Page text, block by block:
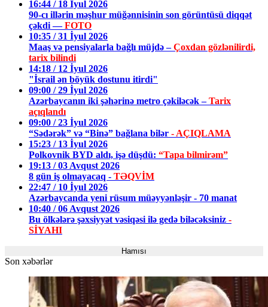
16:44 / 18 İyul 2026
90-cı illərin məşhur müğənnisinin son görüntüsü diqqət
çəkdi —FOTO
10:35 / 31 İyul 2026
Maaş və pensiyalarla bağlı müjdə –Çoxdan gözlənilirdi,
tarix bilindi
14:18 / 12 İyul 2026
"İsrail ən böyük dostunu itirdi"
09:00 / 29 İyul 2026
Azərbaycanın iki şəhərinə metro çəkiləcək –Tarix
açıqlandı
09:00 / 23 İyul 2026
“Sədərək” və “Binə” bağlana bilər - AÇIQLAMA
15:23 / 13 İyul 2026
Polkovnik BYD aldı, işə düşdü: “Tapa bilmirəm”
19:13 / 03 Avqust 2026
8 gün iş olmayacaq - TƏQVİM
22:47 / 10 İyul 2026
Azərbaycanda yeni rüsum müəyyənləşir - 70 manat
10:40 / 06 Avqust 2026
Bu ölkələrə şəxsiyyət vəsiqəsi ilə gedə biləcəksiniz -
SİYAHI
Hamısı
Son xəbərlər